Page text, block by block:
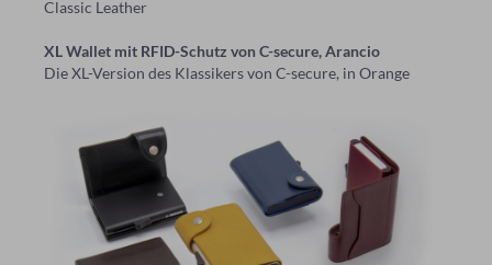
Classic Leather
XL Wallet mit RFID-Schutz von C-secure, Arancio
Die XL-Version des Klassikers von C-secure, in Orange